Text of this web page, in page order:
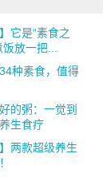
它是“素食之
饭放一把...
种素食，值得
的粥：一觉到
生食疗
两款超级养生